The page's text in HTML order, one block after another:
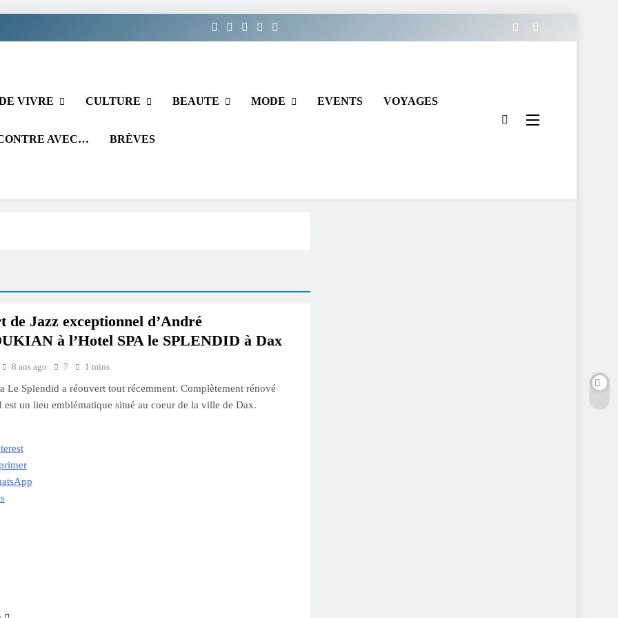
VIVRE CULTURE BEAUTE MODE EVENTS VOYAGES
AVEC… BRÈVES
de Jazz exceptionnel d’André
à l’Hotel SPA le SPLENDID à Dax
8 ans ago 7 1 mins
Le Splendid a réouvert tout récemment. Complètement rénové
est un lieu emblématique situé au coeur de la ville de Dax.